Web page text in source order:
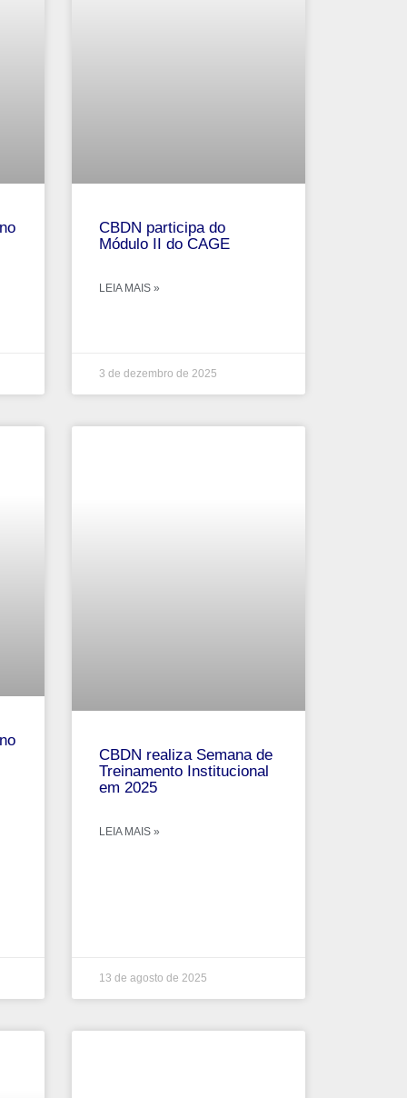
CBDN participa do
Módulo II do CAGE
LEIA MAIS »
3 de dezembro de 2025
CBDN realiza Semana de
Treinamento Institucional
em 2025
LEIA MAIS »
13 de agosto de 2025